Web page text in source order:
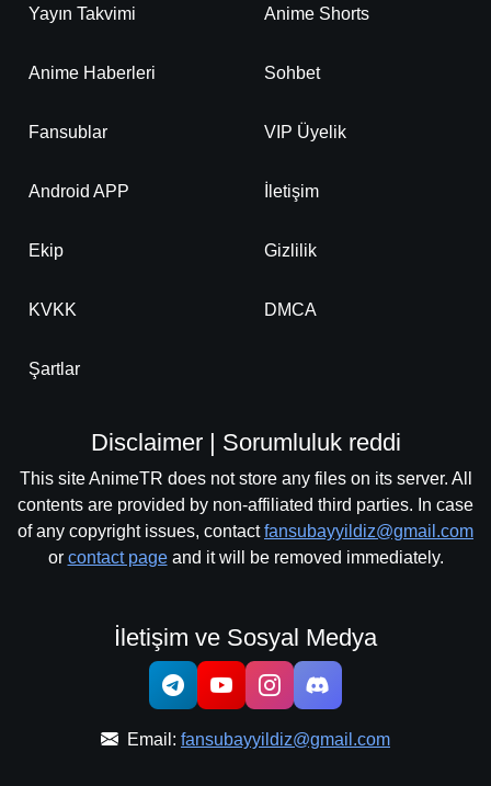
Yayın Takvimi Anime Shorts
Anime Haberleri Sohbet
Fansublar VIP Üyelik
Android APP İletişim
Ekip Gizlilik
KVKK DMCA
Şartlar
Disclaimer | Sorumluluk reddi
This site AnimeTR does not store any files on its server. All
contents are provided by non-affiliated third parties. In case
of any copyright issues, contactfansubayyildiz@gmail.com
or contact pageand it will be removed immediately.
İletişim ve Sosyal Medya
Email: fansubayyildiz@gmail.com